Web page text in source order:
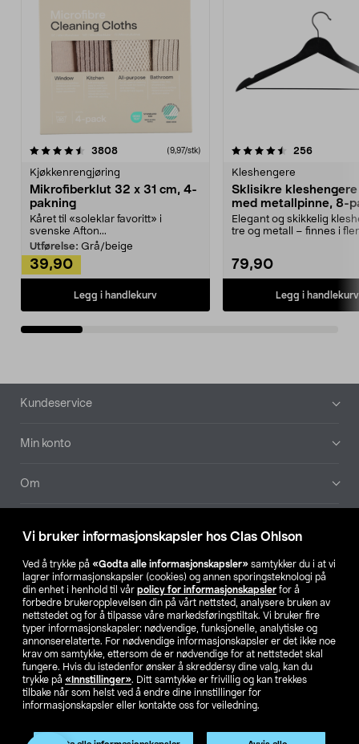
Vi bruker informasjonskapsler hos Clas Ohlson
Ved å trykke på «Godta alle informasjonskapsler» samtykker du i at vi
lagrer informasjonskapsler (cookies) og annen sporingsteknologi på
din enhet i henhold til vår policy for informasjonskapsler for å
forbedre brukeropplevelsen din på vårt nettsted, analysere bruken av
nettstedet og for å tilpasse våre markedsføringstiltak. Vi bruker fire
typer informasjonskapsler: nødvendige, funksjonelle, analytiske og
annonserelaterte. For nødvendige informasjonskapsler er det ikke noe
krav om samtykke, ettersom de er nødvendige for at nettstedet skal
fungere. Hvis du istedenfor ønsker å skreddersy dine valg, kan du
trykke på «Innstillinger». Ditt samtykke er frivillig og kan trekkes
tilbake når som helst ved å endre dine innstillinger for
informasjonskapsler eller kontakte oss for veiledning.
3808anmeldelser(9,97/stk)
Kjøkkenrengjøring
Mikrofiberklut 32 x 31 cm, 4-
pakning
Kåret til «soleklar favoritt» i
svenske Afton...
Utførelse: Grå/beige
39,90
Legg i handlekurv
4.5av 5 stjerner 256
Kleshengere
Sklisikre
med metallpinne, 8-
Elegant og skikkelig
tre og metall – finnes i
79,90
Legg i handlekurv
4.5av 5 stjerner
Bunntekst
Kundeservice
Min konto
Om
Våre selskaper
Finn din butikk
SE NO FI